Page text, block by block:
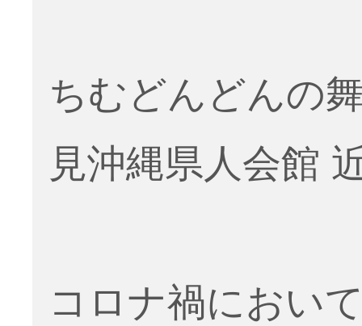
ちむどんどんの
見沖縄県人会館
コロナ禍におい